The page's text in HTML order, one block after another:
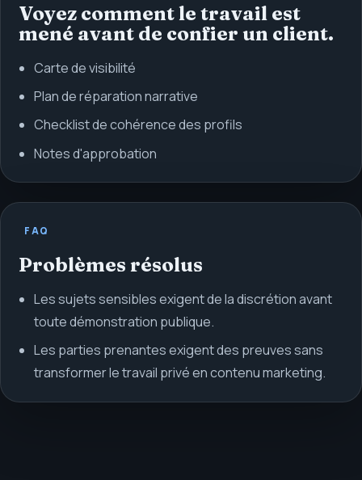
Voyez comment le travail est
mené avant de confier un client.
Carte de visibilité
Plan de réparation narrative
Checklist de cohérence des profils
Notes d'approbation
FAQ
Problèmes résolus
Les sujets sensibles exigent de la discrétion avant
toute démonstration publique.
Les parties prenantes exigent des preuves sans
transformer le travail privé en contenu marketing.